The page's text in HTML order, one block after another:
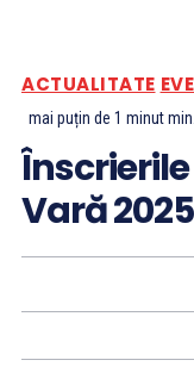
ACTUALITATE
mai puțin de 1 minutmin.
Vară